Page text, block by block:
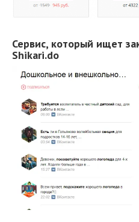
Сервис, который ищет
Shikari.do